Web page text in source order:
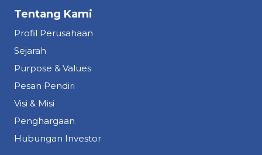
Tentang Kami
Profil Perusahaan
Sejarah
Purpose & Values
Pesan Pendiri
Visi & Misi
Penghargaan
Hubungan Investor